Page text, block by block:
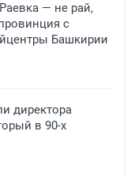
— не рай,
с
Башкирии
директора
в 90-х